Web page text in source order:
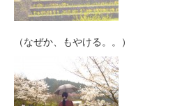
（なぜか、もやける。。）